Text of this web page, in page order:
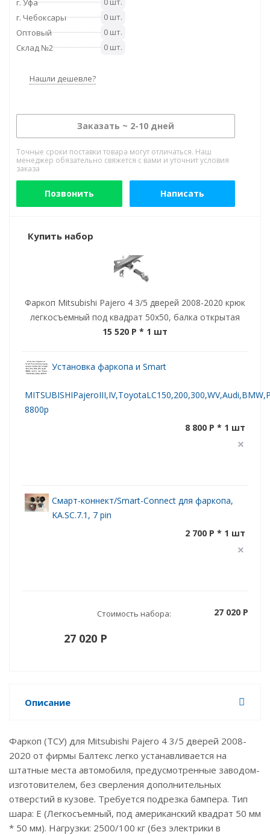
г. Чебоксары
0 шт.
Оптовый
0 шт.
Склад №2
0 шт.
Нашли дешевле?
Заказать ~ 2-10 дней
Точные сроки поставки товара могут отличаться. Наш
менеджер обязательно свяжется с вами и уточнит условия
заказа
Позвонить Написать
Купить набор
Фаркоп Mitsubishi Pajero 4 3/5 дверей 2008-2020 крюк
легкосъемный под квадрат 50х50, балка открытая
15 520 P * 1 шт
Установка фаркопа и Smart
8800р
8 800 P * 1 шт
Смарт-коннект/Smart-Connect для фаркопа,
KA.SC.7.1, 7 pin
2 700 P * 1 шт
Стоимость набора: 27 020 P
27 020 P
Описание
Фаркоп (ТСУ) для Mitsubishi Pajero 4 3/5 дверей 2008-
2020 от фирмы Балтекс легко устанавливается на
штатные места автомобиля, предусмотренные заводом-
изготовителем, без сверления дополнительных
отверстий в кузове. Требуется подрезка бампера. Тип
шара: E (Легкосъемный, под американский квадрат 50 мм
* 50 мм). Нагрузки: 2500/100 кг (без электрики в